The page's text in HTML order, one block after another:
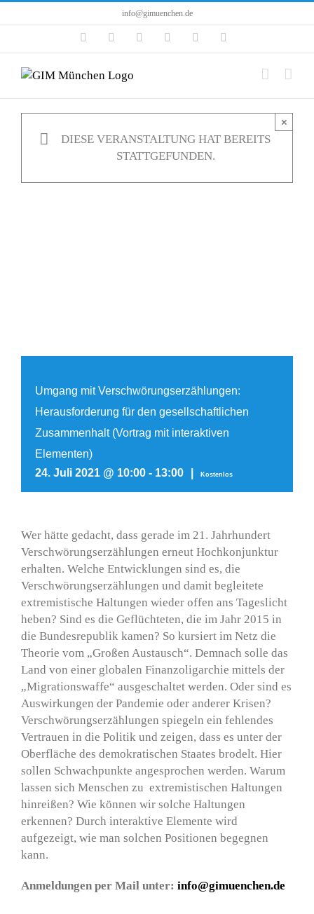
Inhalt
info@gimuenchen.de
FacebookInstagramLinkedIn YouTube
DIESE VERANSTALTUNG HAT BEREITS
STATTGEFUNDEN.
×
Umgang mit Verschwörungserzählungen:
Herausforderung für den gesellschaftlichen
Zusammenhalt (Vortrag mit interaktiven
Elementen)
24. Juli 2021 @ 10:00 - 13:00 Kostenlos
Wer hätte gedacht, dass gerade im 21. Jahrhundert
Verschwörungserzählungen erneut Hochkonjunktur
erhalten. Welche Entwicklungen sind es, die
Verschwörungserzählungen und damit begleitete
extremistische Haltungen wieder offen ans Tageslicht
heben? Sind es die Geflüchteten, die im Jahr 2015 in
die Bundesrepublik kamen? So kursiert im Netz die
Theorie vom „Großen Austausch“. Demnach solle das
Land von einer globalen Finanzoligarchie mittels der
„Migrationswaffe“ ausgeschaltet werden. Oder sind es
Auswirkungen der Pandemie oder anderer Krisen?
Verschwörungserzählungen spiegeln ein fehlendes
Vertrauen in die Politik und zeigen, dass es unter der
Oberfläche des demokratischen Staates brodelt. Hier
sollen Schwachpunkte angesprochen werden. Warum
lassen sich Menschen zu extremistischen Haltungen
hinreißen? Wie können wir solche Haltungen
erkennen? Durch interaktive Elemente wird
aufgezeigt, wie man solchen Positionen begegnen
kann.
Anmeldungen per Mail unter: info@gimuenchen.de